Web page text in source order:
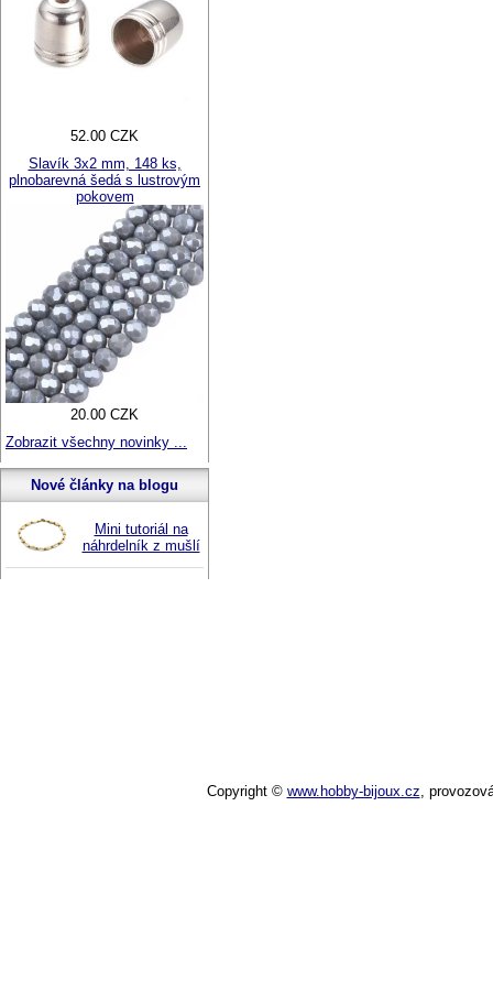
52.00 CZK
Slavík 3x2 mm, 148 ks,
plnobarevná šedá s lustrovým
pokovem
20.00 CZK
Zobrazit všechny novinky ...
Nové články na blogu
Mini tutoriál na
náhrdelník z mušlí
Copyright © www.hobby-bijoux.cz,